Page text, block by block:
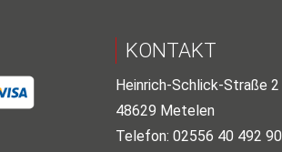
KONTAKT
Heinrich-Schlick-Straße 2
48629 Metelen
Telefon: 02556 40 492 90